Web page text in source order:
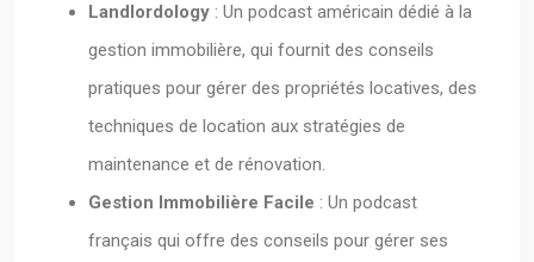
Landlordology : Un podcast américain dédié à la
gestion immobilière, qui fournit des conseils
pratiques pour gérer des propriétés locatives, des
techniques de location aux stratégies de
maintenance et de rénovation.
Gestion Immobilière Facile : Un podcast
français qui offre des conseils pour gérer ses